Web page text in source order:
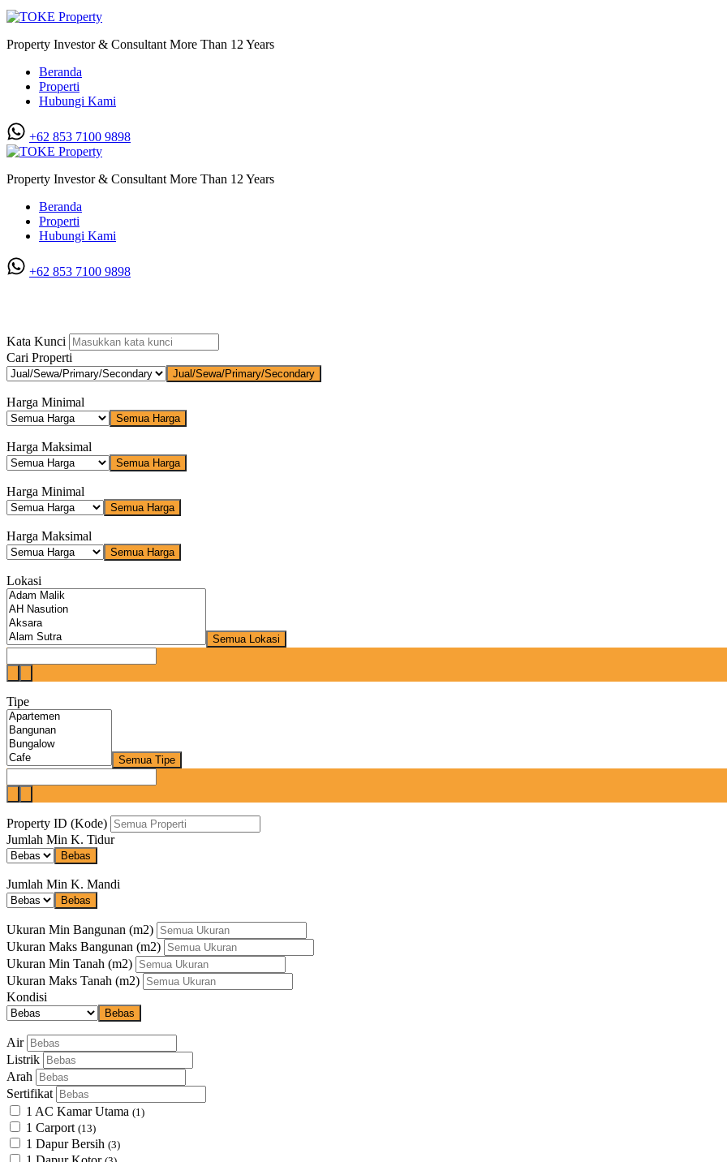
Property Investor & Consultant More Than 12 Years
Beranda
Properti
Hubungi Kami
+62 853 7100 9898‬
Property Investor & Consultant More Than 12 Years
Beranda
Properti
Hubungi Kami
+62 853 7100 9898‬
Kata Kunci
Cari Properti
Jual/Sewa/Primary/Secondary
Harga Minimal
Semua Harga
Harga Maksimal
Semua Harga
Harga Minimal
Semua Harga
Harga Maksimal
Semua Harga
Lokasi
Semua Lokasi
Tipe
Semua Tipe
Property ID (Kode)
Jumlah Min K. Tidur
Bebas
Jumlah Min K. Mandi
Bebas
Ukuran Min Bangunan (m2)
Ukuran Maks Bangunan (m2)
Ukuran Min Tanah (m2)
Ukuran Maks Tanah (m2)
Kondisi
Bebas
Air
Listrik
Arah
Sertifikat
1 AC Kamar Utama (1)
1 Carport (13)
1 Dapur Bersih (3)